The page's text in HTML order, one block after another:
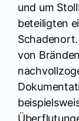
und um
beteiligten
von